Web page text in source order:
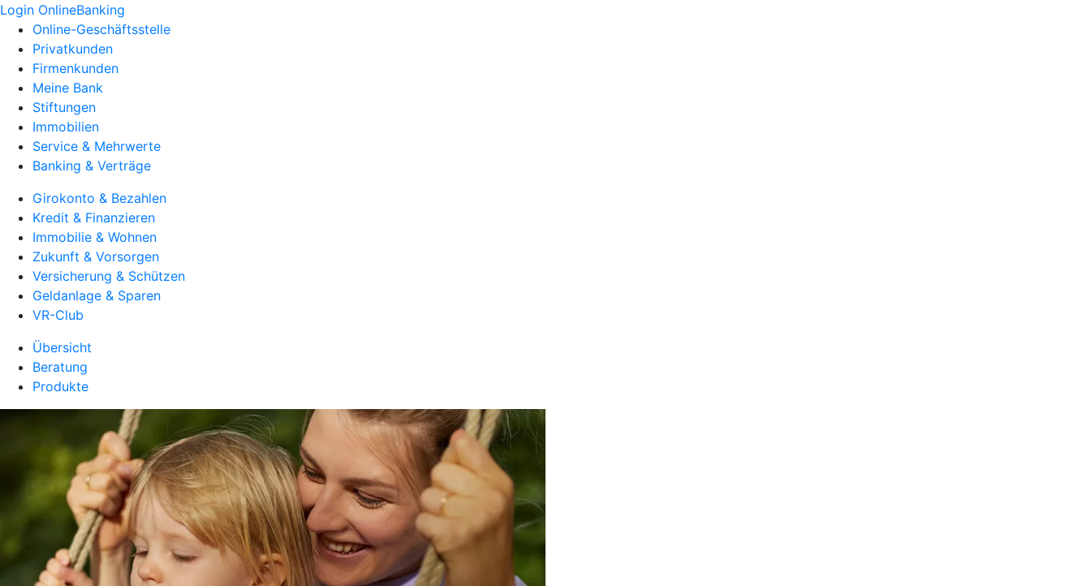
Login OnlineBanking
Online-Geschäftsstelle
Privatkunden
Firmenkunden
Meine Bank
Stiftungen
Immobilien
Service & Mehrwerte
Banking & Verträge
Girokonto & Bezahlen
Kredit & Finanzieren
Immobilie & Wohnen
Zukunft & Vorsorgen
Versicherung & Schützen
Geldanlage & Sparen
VR-Club
Übersicht
Beratung
Produkte